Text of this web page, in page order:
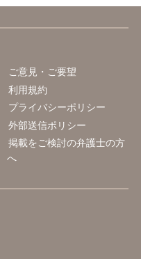
ご意見・ご要望
利用規約
プライバシーポリシー
外部送信ポリシー
掲載をご検討の弁護士の方
へ